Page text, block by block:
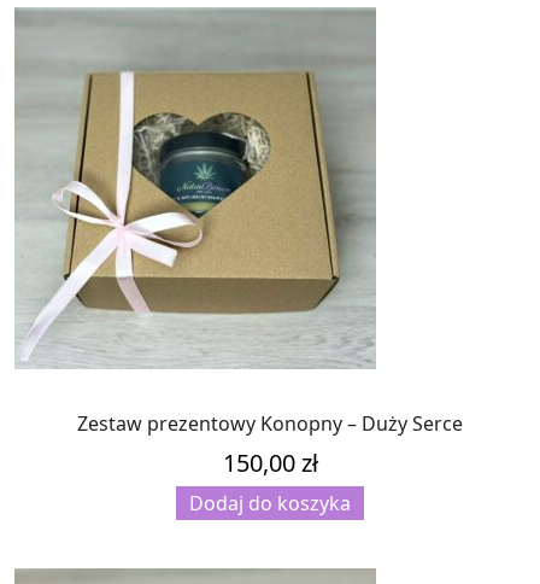
Zestaw prezentowy Konopny – Duży Serce
150,00zł
Dodaj do koszyka